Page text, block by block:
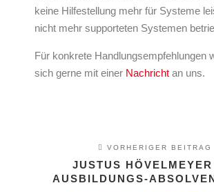
keine Hilfestellung mehr für Systeme
nicht mehr supporteten Systemen
Für konkrete Handlungsempfehlungen
sich gerne mit einer Nachricht an uns.
VORHERIGER BEITRAG
JUSTUS
AUSBILDUNGS-